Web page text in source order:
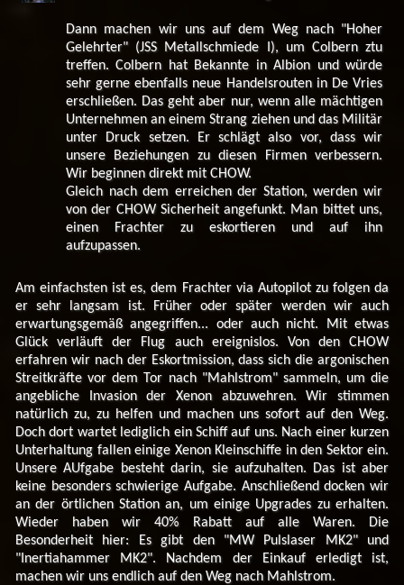
Dann machen wir uns auf dem Weg nach "Hoher
Gelehrter" (JSS Metallschmiede I), um Colbern ztu
treffen. Colbern hat Bekannte in Albion und würde
sehr gerne ebenfalls neue Handelsrouten in De Vries
erschließen. Das geht aber nur, wenn alle mächtigen
Unternehmen an einem Strang ziehen und das Militär
unter Druck setzen. Er schlägt also vor, dass wir
unsere Beziehungen zu diesen Firmen verbessern.
Wir beginnen direkt mit CHOW.
Gleich nach dem erreichen der Station, werden wir
von der CHOW Sicherheit angefunkt. Man bittet uns,
einen Frachter zu eskortieren und auf ihn
aufzupassen.
Am einfachsten ist es, dem Frachter via Autopilot zu folgen da
er sehr langsam ist. Früher oder später werden wir auch
erwartungsgemäß angegriffen... oder auch nicht. Mit etwas
Glück verläuft der Flug auch ereignislos. Von den CHOW
erfahren wir nach der Eskortmission, dass sich die argonischen
Streitkräfte vor dem Tor nach "Mahlstrom" sammeln, um die
angebliche Invasion der Xenon abzuwehren. Wir stimmen
natürlich zu, zu helfen und machen uns sofort auf den Weg.
Doch dort wartet lediglich ein Schiff auf uns. Nach einer kurzen
Unterhaltung fallen einige Xenon Kleinschiffe in den Sektor ein.
Unsere AUfgabe besteht darin, sie aufzuhalten. Das ist aber
keine besonders schwierige Aufgabe. Anschließend docken wir
an der örtlichen Station an, um einige Upgrades zu erhalten.
Wieder haben wir 40% Rabatt auf alle Waren. Die
Besonderheit hier: Es gibt den "MW Pulslaser MK2" und
"Inertiahammer MK2". Nachdem der Einkauf erledigt ist,
machen wir uns endlich auf den Weg nach Mahlstrom.